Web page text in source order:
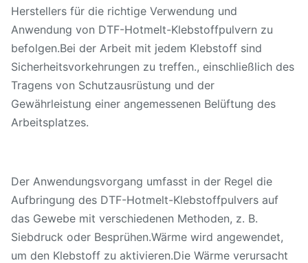
Herstellers für die richtige Verwendung und
Anwendung von DTF-Hotmelt-Klebstoffpulvern zu
befolgen.Bei der Arbeit mit jedem Klebstoff sind
Sicherheitsvorkehrungen zu treffen., einschließlich des
Tragens von Schutzausrüstung und der
Gewährleistung einer angemessenen Belüftung des
Arbeitsplatzes.
Der Anwendungsvorgang umfasst in der Regel die
Aufbringung des DTF-Hotmelt-Klebstoffpulvers auf
das Gewebe mit verschiedenen Methoden, z. B.
Siebdruck oder Besprühen.Wärme wird angewendet,
um den Klebstoff zu aktivieren.Die Wärme verursacht